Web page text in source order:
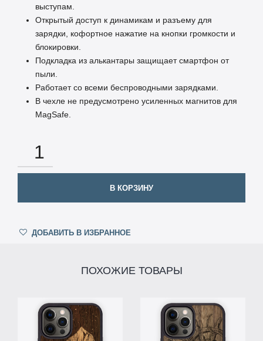
выступам.
Открытый доступ к динамикам и разъему для
зарядки, кофортное нажатие на кнопки громкости и
блокировки.
Подкладка из алькантары защищает смартфон от
пыли.
Работает со всеми беспроводными зарядками.
В чехле не предусмотрено усиленных магнитов для
MagSafe.
В КОРЗИНУ
ДОБАВИТЬ В ИЗБРАННОЕ
ПОХОЖИЕ ТОВАРЫ